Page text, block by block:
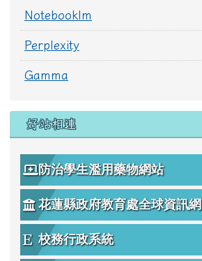
Notebooklm
Perplexity
Gamma
好站相連
防治學生濫用藥物網站
花蓮縣政府教育處全球資訊網
校務行政系統